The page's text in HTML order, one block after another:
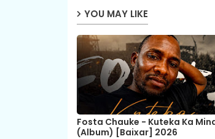
YOU MAY LIKE
Fosta Chauke - Kuteka Ka
(Album) [Baixar] 2026